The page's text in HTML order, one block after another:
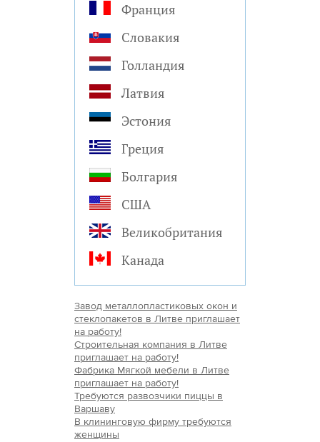
Франция
Словакия
Голландия
Латвия
Эстония
Греция
Болгария
США
Великобритания
Канада
Завод металлопластиковых окон и
стеклопакетов в Литве приглашает
на работу!
Строительная компания в Литве
приглашает на работу!
Фабрика Мягкой мебели в Литве
приглашает на работу!
Требуются развозчики пиццы в
Варшаву
В клининговую фирму требуются
женщины